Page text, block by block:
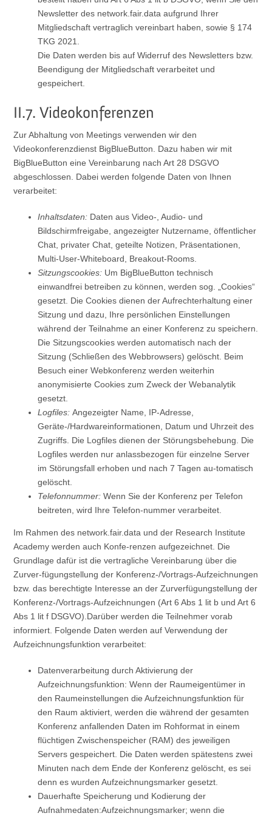
Newsletter des network.fair.data aufgrund Ihrer
Mitgliedschaft vertraglich vereinbart haben, sowie § 174
TKG 2021.
Die Daten werden bis auf Widerruf des Newsletters bzw.
Beendigung der Mitgliedschaft verarbeitet und
gespeichert.
II.7. Videokonferenzen
Zur Abhaltung von Meetings verwenden wir den
Videokonferenzdienst BigBlueButton. Dazu haben wir mit
BigBlueButton eine Vereinbarung nach Art 28 DSGVO
abgeschlossen. Dabei werden folgende Daten von Ihnen
verarbeitet:
Inhaltsdaten: Daten aus Video-, Audio- und
Bildschirmfreigabe, angezeigter Nutzername, öffentlicher
Chat, privater Chat, geteilte Notizen, Präsentationen,
Multi-User-Whiteboard, Breakout-Rooms.
Sitzungscookies: Um BigBlueButton technisch
einwandfrei betreiben zu können, werden sog. „Cookies“
gesetzt. Die Cookies dienen der Aufrechterhaltung einer
Sitzung und dazu, Ihre persönlichen Einstellungen
während der Teilnahme an einer Konferenz zu speichern.
Die Sitzungscookies werden automatisch nach der
Sitzung (Schließen des Webbrowsers) gelöscht. Beim
Besuch einer Webkonferenz werden weiterhin
anonymisierte Cookies zum Zweck der Webanalytik
gesetzt.
Logfiles:Angezeigter Name, IP-Adresse,
Geräte-/Hardwareinformationen, Datum und Uhrzeit des
Zugriffs. Die Logfiles dienen der Störungsbehebung. Die
Logfiles werden nur anlassbezogen für einzelne Server
im Störungsfall erhoben und nach 7 Tagen au-tomatisch
gelöscht.
Telefonnummer: Wenn Sie der Konferenz per Telefon
beitreten, wird Ihre Telefon-nummer verarbeitet.
Im Rahmen des network.fair.data und der Research Institute
Academy werden auch Konfe-renzen aufgezeichnet. Die
Grundlage dafür ist die vertragliche Vereinbarung über die
Zurver-fügungstellung der Konferenz-/Vortrags-Aufzeichnungen
bzw. das berechtigte Interesse an der Zurverfügungstellung der
Konferenz-/Vortrags-Aufzeichnungen (Art 6 Abs 1 lit b und Art 6
Abs 1 lit f DSGVO).Darüber werden die Teilnehmer vorab
informiert. Folgende Daten werden auf Verwendung der
Aufzeichnungsfunktion verarbeitet:
Datenverarbeitung durch Aktivierung der
Aufzeichnungsfunktion: Wenn der Raumeigentümer in
den Raumeinstellungen die Aufzeichnungsfunktion für
den Raum aktiviert, werden die während der gesamten
Konferenz anfallenden Daten im Rohformat in einem
flüchtigen Zwischenspeicher (RAM) des jeweiligen
Servers gespeichert. Die Daten werden spätestens zwei
Minuten nach dem Ende der Konferenz gelöscht, es sei
denn es wurden Aufzeichnungsmarker gesetzt.
Dauerhafte Speicherung und Kodierung der
Aufnahmedaten:Aufzeichnungsmarker; wenn die